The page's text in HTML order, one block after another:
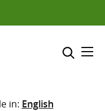
l’emplacement
in: English